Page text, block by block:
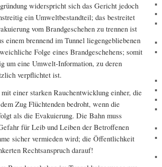
widerspricht sich das Gericht jedoch
ein Umweltbestandteil; das bestreitet
vom Brandgeschehen zu trennen ist
einem brennend im Tunnel liegengebliebenen
Folge eines Brandgeschehens; somit
um eine Umwelt-Information, zu deren
verpflichtet ist.
einer starken Rauchentwicklung einher, die
Zug Flüchtenden bedroht, wenn die
als die Evakuierung. Die Bahn muss
für Leib und Leiben der Betroffenen
sicher vermieden wird; die Öffentlichkeit
Rechtsanspruch darauf!